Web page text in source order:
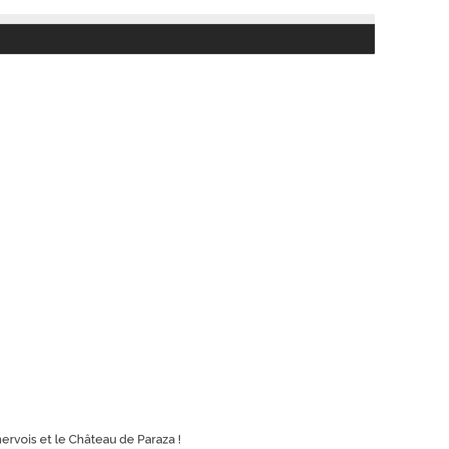
et le Château de Paraza !